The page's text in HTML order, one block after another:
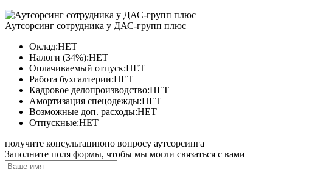
Аутсорсинг сотрудника у ДАС-групп плюс
Оклад:НЕТ
Налоги (34%):НЕТ
Оплачиваемый отпуск:НЕТ
Работа бухгалтерии:НЕТ
Кадровое делопроизводство:НЕТ
Амортизация спецодежды:НЕТ
Возможные доп. расходы:НЕТ
Отпускные:НЕТ
получите консультациюпо вопросу аутсорсинга
Заполните поля формы, чтобы мы могли связаться с вами